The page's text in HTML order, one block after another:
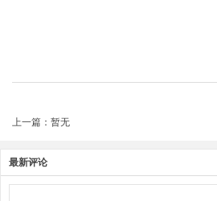
上一篇：暂无
最新评论